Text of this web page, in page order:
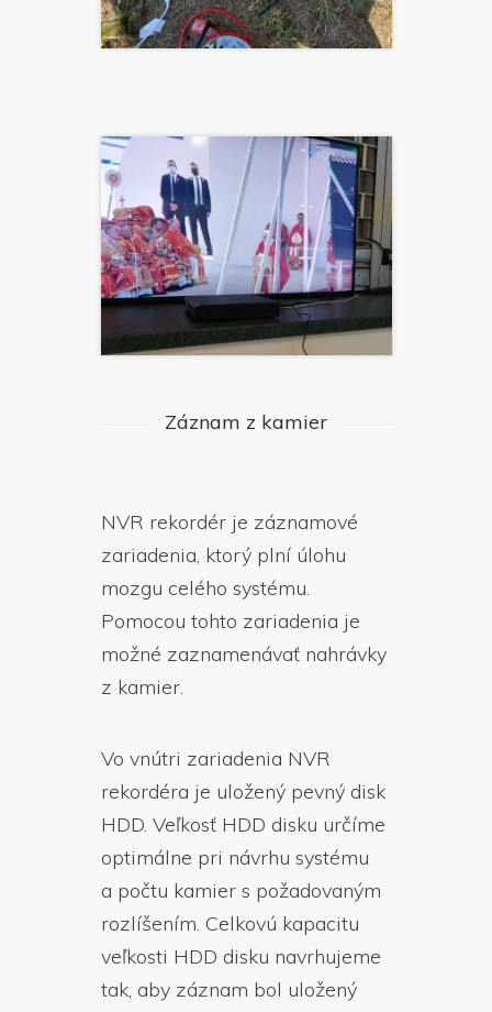
Záznam z kamier
NVR rekordér je záznamové
zariadenia, ktorý plní úlohu
mozgu celého systému.
Pomocou tohto zariadenia je
možné zaznamenávať nahrávky
z kamier.
Vo vnútri zariadenia NVR
rekordéra je uložený pevný disk
HDD. Veľkosť HDD disku určíme
optimálne pri návrhu systému
a počtu kamier s požadovaným
rozlíšením. Celkovú kapacitu
veľkosti HDD disku navrhujeme
tak, aby záznam bol uložený